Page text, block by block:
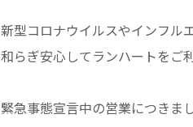
新型コロナウイルスやインフル
和らぎ安心してランハートをご
緊急事態宣言中の営業につきま